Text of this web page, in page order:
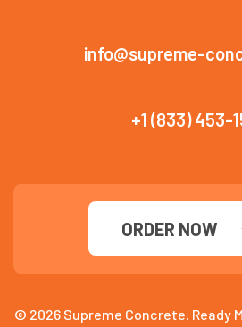
info@supreme-
+1 (833) 453-
ORDER NOW
© 2026 Supreme Concrete. Ready